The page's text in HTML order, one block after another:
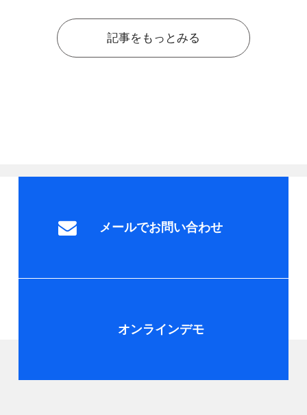
記事をもっとみる
メールでお問い合わせ
オンラインデモ